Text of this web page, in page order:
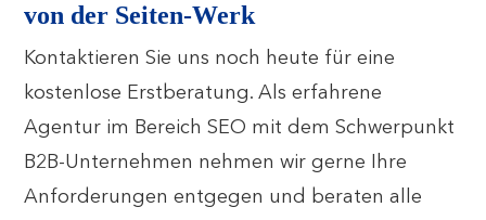
von der Seiten-Werk
Kontaktieren Sie uns noch heute für eine
kostenlose Erstberatung. Als erfahrene
Agentur im Bereich SEO mit dem Schwerpunkt
B2B-Unternehmen nehmen wir gerne Ihre
Anforderungen entgegen und beraten alle